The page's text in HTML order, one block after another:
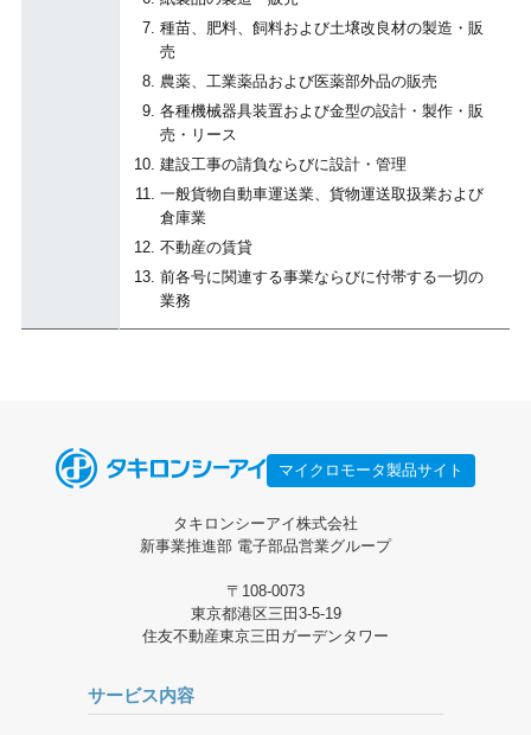
種苗、肥料、飼料および土壌改良材の製造・販
売
農薬、工業薬品および医薬部外品の販売
各種機械器具装置および金型の設計・製作・販
売・リース
建設工事の請負ならびに設計・管理
一般貨物自動車運送業、貨物運送取扱業および
倉庫業
不動産の賃貸
前各号に関連する事業ならびに付帯する一切の
業務
マイクロモータ製品サイト
タキロンシーアイ株式会社
新事業推進部 電子部品営業グループ
〒108-0073
東京都港区三田3-5-19
住友不動産東京三田ガーデンタワー
サービス内容